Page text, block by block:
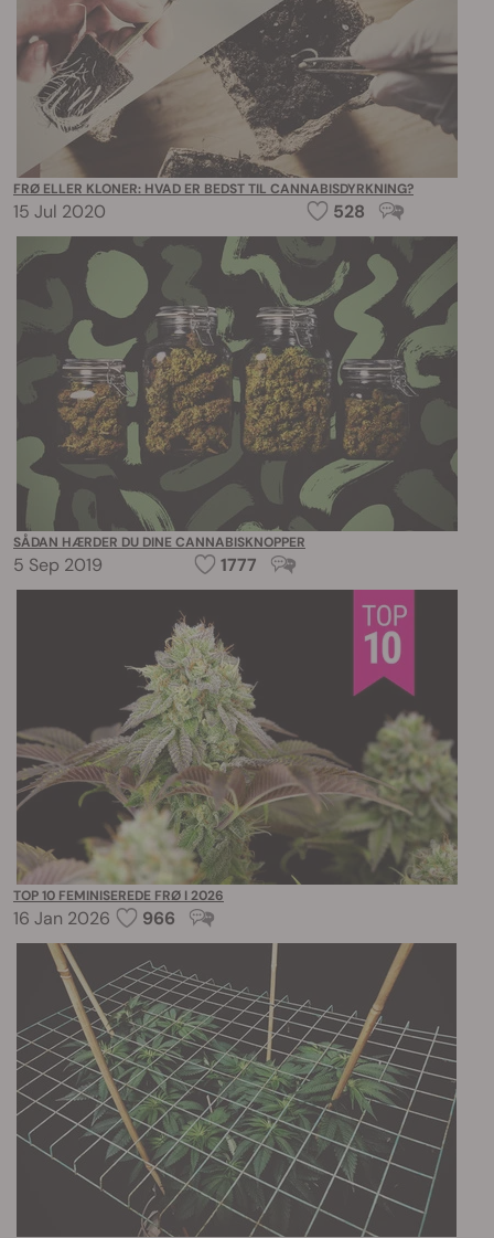
FRØ ELLER KLONER: HVAD ER BEDST TIL CANNABISDYRKNING?
15 Jul 2020 528
SÅDAN HÆRDER DU DINE CANNABISKNOPPER
5 Sep 2019 1777
TOP 10 FEMINISEREDE FRØ I 2026
16 Jan 2026 966